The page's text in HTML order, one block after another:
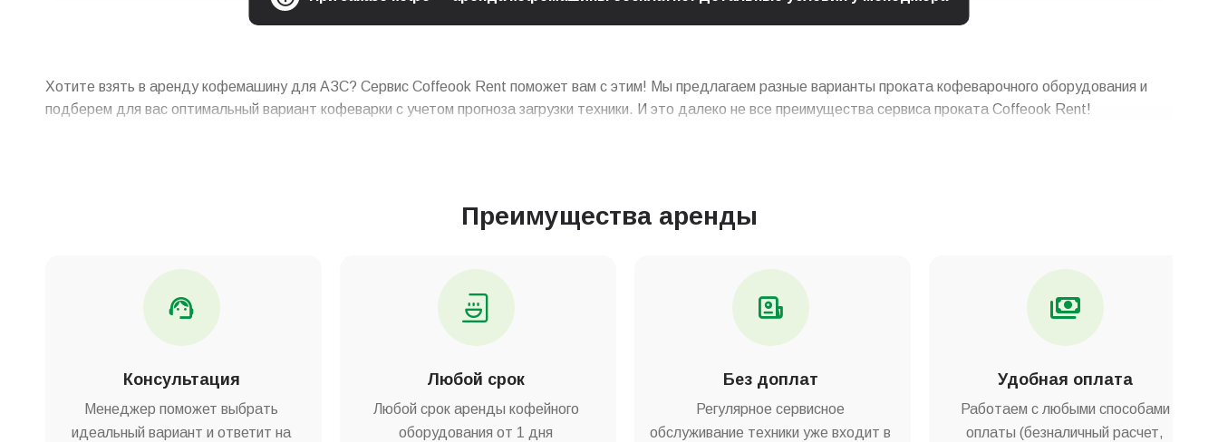
Хотите взять в аренду кофемашину для АЗС? Сервис Coffeook Rent поможет вам с этим! Мы предлагаем разные варианты проката кофеварочного оборудования и
подберем для вас оптимальный вариант кофеварки с учетом прогноза загрузки техники. И это далеко не все преимущества сервиса проката Coffeook Rent!
Преимущества аренды
Консультация
Менеджер поможет выбрать
идеальный вариант и ответит на
Любой срок
Любой срок аренды кофейного
оборудования от 1 дня
Без доплат
Регулярное сервисное
обслуживание техники уже входит в
Удобная оплата
Работаем с любыми способами
оплаты (безналичный расчет,